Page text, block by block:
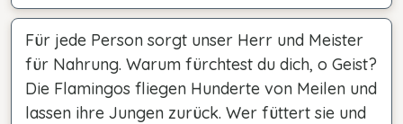
Für jede Person sorgt unser Herr und Meister
für Nahrung. Warum fürchtest du dich, o Geist?
Die Flamingos fliegen Hunderte von Meilen und
lassen ihre Jungen zurück. Wer füttert sie und